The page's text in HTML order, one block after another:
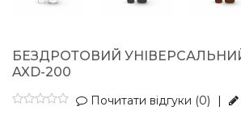
БЕЗДРОТОВИЙ
AXD-200
Почитати відгуки (0)